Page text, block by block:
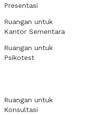
Presentasi
Ruangan untuk
Kantor Sementara
Ruangan untuk
Psikotest
Ruangan untuk
Konsultasi